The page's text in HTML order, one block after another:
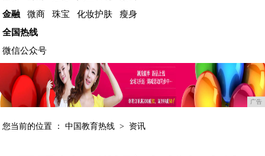
金融
微商 珠宝 化妆护肤
瘦身
全国热线
微信公众号
广告
您当前的位置 ：中国教育热线 > 资讯